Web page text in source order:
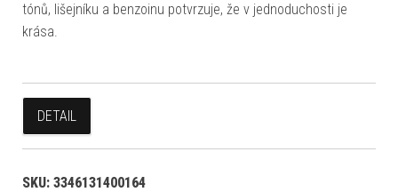
tónů, lišejníku a benzoinu potvrzuje, že v jednoduchosti je
krása.
DETAIL
SKU: 3346131400164